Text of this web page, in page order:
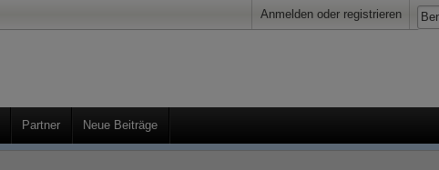
Anmelden oder registrieren
Partner Neue Beiträge